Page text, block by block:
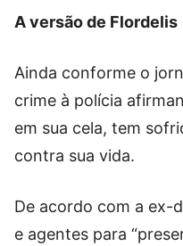
A versão de Flordelis
Ainda conforme o
crime à polícia
em sua cela, tem
contra sua vida.
De acordo com a ex-
e agentes para